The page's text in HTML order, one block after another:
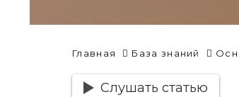
Главная База знаний
Слушать статью